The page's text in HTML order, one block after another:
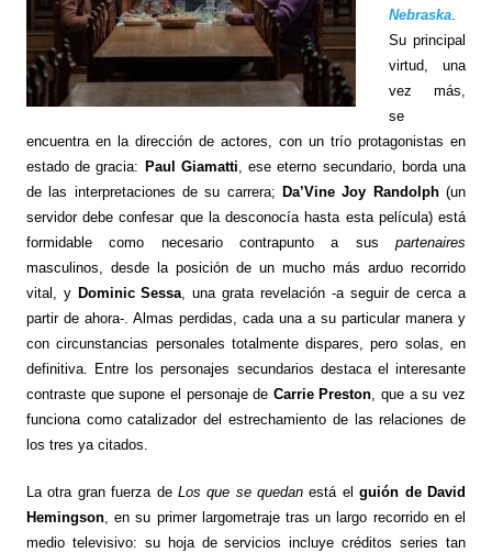
Nebraska.
Su principal
virtud, una
vez más,
se
encuentra en la dirección de actores, con un trío protagonistas en
estado de gracia: Paul Giamatti , ese eterno secundario, borda una
de las interpretaciones de su carrera;Da’Vine Joy Randolph(un
servidor debe confesar que la desconocía hasta esta película) está
formidable como necesario contrapunto a suspartenaires
masculinos, desde la posición de un mucho más arduo recorrido
vital, y Dominic Sessa , una grata revelación -a seguir de cerca a
partir de ahora-. Almas perdidas, cada una a su particular manera y
con circunstancias personales totalmente dispares, pero solas, en
definitiva. Entre los personajes secundarios destaca el interesante
contraste que supone el personaje de Carrie Preston , que a su vez
funciona como catalizador del estrechamiento de las relaciones de
los tres ya citados.
La otra gran fuerza de Los que se quedan está elguión de David
Hemingson, en su primer largometraje tras un largo recorrido en el
medio televisivo: su hoja de servicios incluye créditos series tan